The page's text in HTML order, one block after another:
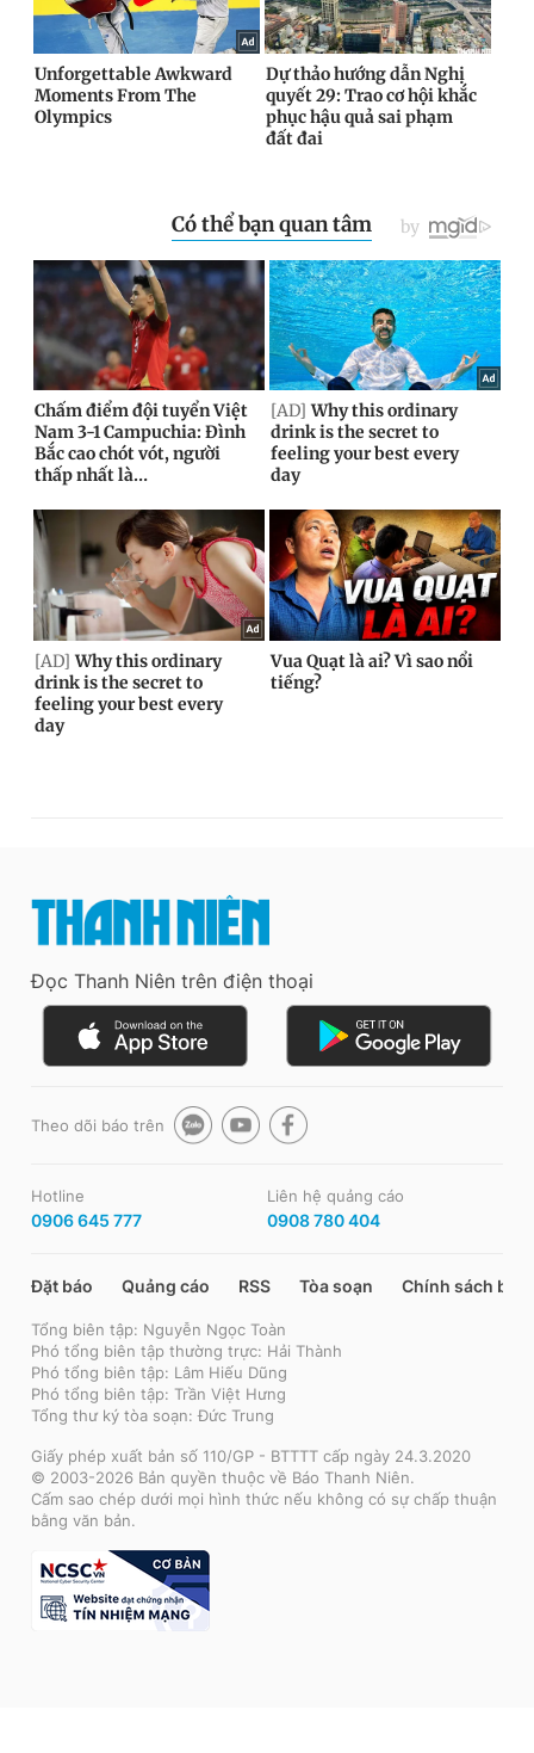
Đọc Thanh Niên trên điện thoại
Theo dõi báo trên
Hotline
0906 645 777
Liên hệ quảng cáo
0908 780 404
Đặt báo Quảng cáo RSS Tòa soạn Chính sách bảo
Tổng biên tập: Nguyễn Ngọc Toàn
Phó tổng biên tập thường trực: Hải Thành
Phó tổng biên tập: Lâm Hiếu Dũng
Phó tổng biên tập: Trần Việt Hưng
Tổng thư ký tòa soạn: Đức Trung
Giấy phép xuất bản số 110/GP - BTTTT cấp ngày 24.3.2020
© 2003-2026 Bản quyền thuộc về Báo Thanh Niên.
Cấm sao chép dưới mọi hình thức nếu không có sự chấp thuận
bằng văn bản.